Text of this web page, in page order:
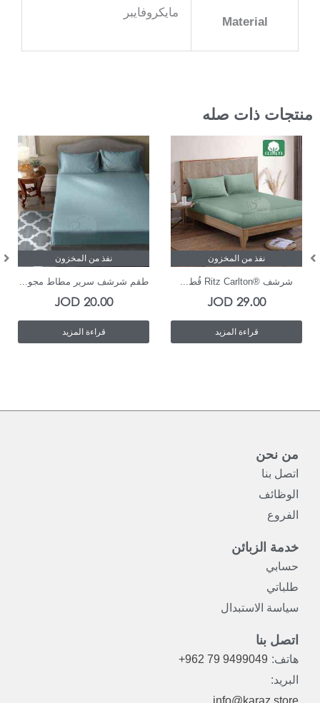
Material
مايكروفايبر
منتجات ذات صله
نفذ من المخزون
شرشف ®Ritz Carlton قُط...
29.00
JOD
قراءة المزيد
نفذ من المخزون
طقم شرشف سرير مطاط مجو...
20.00
JOD
قراءة المزيد
من نحن
اتصل بنا
الوظائف
الفروع
خدمة الزبائن
حسابي
طلباتي
سياسة الاستبدال
اتصل بنا
هاتف: +962 79 9499049
البريد: